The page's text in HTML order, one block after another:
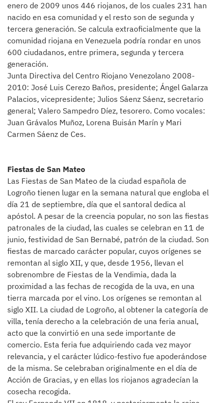
enero de 2009 unos 446 riojanos, de los cuales 231 han
nacido en esa comunidad y el resto son de segunda y
tercera generación. Se calcula extraoficialmente que la
comunidad riojana en Venezuela podría rondar en unos
600 ciudadanos, entre primera, segunda y tercera
generación.
Junta Directiva del Centro Riojano Venezolano 2008-
2010: José Luis Cerezo Baños, presidente; Ángel Galarza
Palacios, vicepresidente; Julios Sáenz Sáenz, secretario
general; Valero Sampedro Díez, tesorero. Como vocales:
Juan Grávalos Muñoz, Lorena Buisán Marín y Mari
Carmen Sáenz de Ces.
Fiestas de San Mateo
Las Fiestas de San Mateo de la ciudad española de
Logroño tienen lugar en la semana natural que engloba el
día 21 de septiembre, día que el santoral dedica al
apóstol. A pesar de la creencia popular, no son las fiestas
patronales de la ciudad, las cuales se celebran en 11 de
junio, festividad de San Bernabé, patrón de la ciudad. Son
fiestas de marcado carácter popular, cuyos orígenes se
remontan al siglo XII, y que, desde 1956, llevan el
sobrenombre de Fiestas de la Vendimia, dada la
proximidad a las fechas de recogida de la uva, en una
tierra marcada por el vino. Los orígenes se remontan al
siglo XII. La ciudad de Logroño, al obtener la categoría de
villa, tenía derecho a la celebración de una feria anual,
acto que la convirtió en una sede importante de
comercio. Esta feria fue adquiriendo cada vez mayor
relevancia, y el carácter lúdico-festivo fue apoderándose
de la misma. Se celebraban originalmente en el día de
Acción de Gracias, y en ellas los riojanos agradecían la
cosecha recogida.